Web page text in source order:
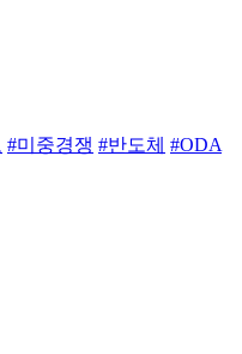
#미중경쟁 #반도체 #ODA